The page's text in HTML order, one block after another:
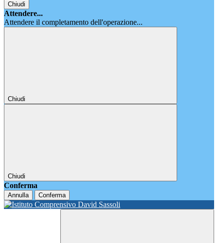
Chiudi
Attendere...
Attendere il completamento dell'operazione...
Chiudi
Chiudi
Conferma
Annulla Conferma